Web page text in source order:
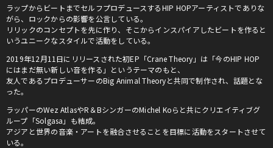
ラップからビートまでセルフプロデュースするHIP HOPアーティストでありな
がら、ロックからの影響を公言している。
リリックのコンセプトを先に作り、そこからインスパイアしたビートを作ると
いうユニークなスタイルで活動をしている。
2019年12月11日にリリースされた初EP「Crane Theory」は「今のHIP HOP
にはまだ無い新しい音を作る」というテーマのもと、
友人であるプロデューサーのBig Animal Theoryと共同で制作され、話題とな
った。
ラッパーのWez AtlasやR＆BシンガーのMichel Koらと共にクリエイティブグ
ループ「Solgasa」も結成。
アジアと世界の音楽・アートを融合させることを目標に活動をスタートさせて
いる。